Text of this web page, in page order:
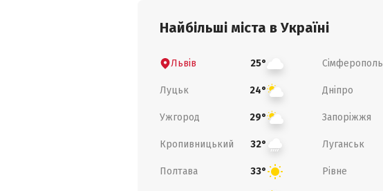
Найбільші міста в Україні
Львів 25° Сімферополь
Луцьк 24° Дніпро
Ужгород 29° Запоріжжя
Кропивницький 32° Луганськ
Полтава 33° Рівне